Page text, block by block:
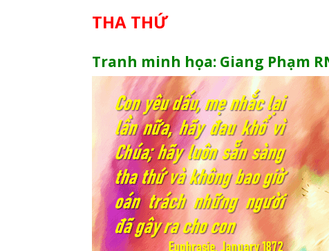
THA THỨ
Tranh minh họa: Giang Phạm